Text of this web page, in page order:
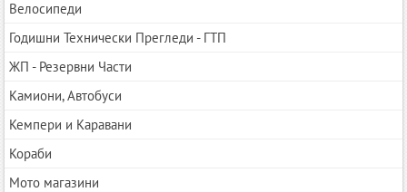
Велосипеди
Годишни Технически Прегледи - ГТП
ЖП - Резервни Части
Камиони, Автобуси
Кемпери и Каравани
Кораби
Мото магазини